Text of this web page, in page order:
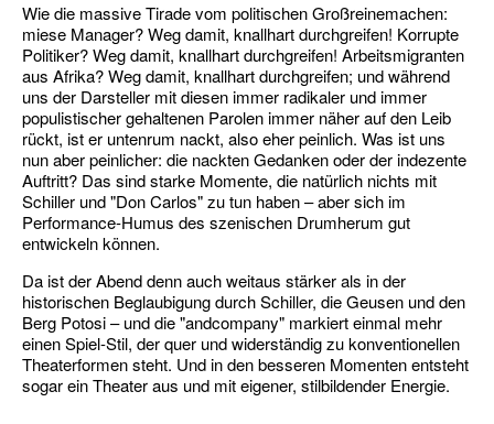
Wie die massive Tirade vom politischen Großreinemachen:
miese Manager? Weg damit, knallhart durchgreifen! Korrupte
Politiker? Weg damit, knallhart durchgreifen! Arbeitsmigranten
aus Afrika? Weg damit, knallhart durchgreifen; und während
uns der Darsteller mit diesen immer radikaler und immer
populistischer gehaltenen Parolen immer näher auf den Leib
rückt, ist er untenrum nackt, also eher peinlich. Was ist uns
nun aber peinlicher: die nackten Gedanken oder der indezente
Auftritt? Das sind starke Momente, die natürlich nichts mit
Schiller und "Don Carlos" zu tun haben – aber sich im
Performance-Humus des szenischen Drumherum gut
entwickeln können.
Da ist der Abend denn auch weitaus stärker als in der
historischen Beglaubigung durch Schiller, die Geusen und den
Berg Potosi – und die "andcompany" markiert einmal mehr
einen Spiel-Stil, der quer und widerständig zu konventionellen
Theaterformen steht. Und in den besseren Momenten entsteht
sogar ein Theater aus und mit eigener, stilbildender Energie.